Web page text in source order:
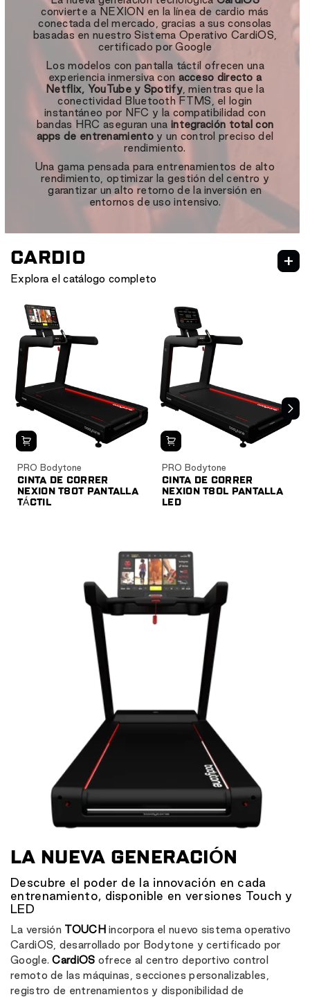
convierte a NEXION en la línea de cardio más
conectada del mercado, gracias a sus consolas
basadas en nuestro Sistema Operativo CardiOS,
certificado por Google
Los modelos con pantalla táctil ofrecen una
experiencia inmersiva con acceso directo a
Netflix, YouTube y Spotify, mientras que la
conectividad Bluetooth FTMS, el login
instantáneo por NFC y la compatibilidad con
bandas HRC aseguran una integración total con
apps de entrenamientoy un control preciso del
rendimiento.
Una gama pensada para entrenamientos de alto
rendimiento, optimizar la gestión del centro y
garantizar un alto retorno de la inversión en
entornos de uso intensivo.
Explora el catálogo completo
CARDIO
NEXION
CARDIO
CARDIO HIIT
PRO Bodytone
CINTA DE CORRER
NEXION T80T PANTALLA
TÁCTIL
PRO Bodytone
CINTA DE CORRER
NEXION T80L PANTALLA
LED
LA NUEVA GENERACIÓN
Descubre el poder de la innovación en cada
entrenamiento, disponible en versiones Touch y
LED
La versión TOUCH incorpora el nuevo sistema operativo
CardiOS, desarrollado por Bodytone y certificado por
Google.CardiOS ofrece al centro deportivo control
remoto de las máquinas, secciones personalizables,
registro de entrenamientos y disponibilidad de